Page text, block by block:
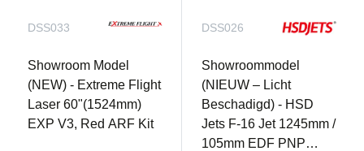
DSS033
Showroom Model
(NEW) - Extreme Flight
Laser 60"(1524mm)
EXP V3, Red ARF Kit
DSS026
Showroommodel
(NIEUW – Licht
Beschadigd) - HSD
Jets F-16 Jet 1245mm /
105mm EDF PNP